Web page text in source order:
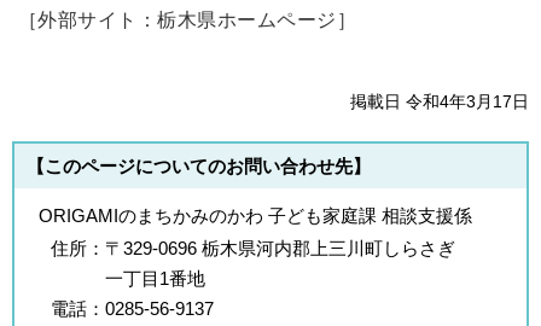
［外部サイト：栃木県ホームページ］
掲載日 令和4年3月17日
【このページについてのお問い合わせ先】
ORIGAMIのまちかみのかわ 子ども家庭課 相談支援係
住所： 〒329-0696 栃木県河内郡上三川町しらさぎ
一丁目1番地
電話： 0285-56-9137